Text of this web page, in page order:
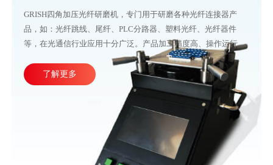
GRISH四角加压光纤研磨机，专门用于研磨各种光纤连接器产
品，如：光纤跳线、尾纤、PLC分路器、塑料光纤、光纤器件
等，在光通信行业应用十分广泛。产品加工精度高、操作运行稳
定，直观的大屏幕设计可使参数调整更加方便快捷。目前比较成
熟的产线加工方式主要由四台或五台光纤研磨机，再配合各种规
格的PC、APC、UPC等研磨夹具组成。
了解更多